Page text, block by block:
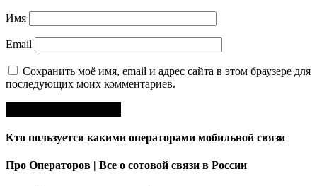
Имя
Email
Сохранить моё имя, email и адрес сайта в этом браузере для
последующих моих комментариев.
Кто пользуется какими операторами мобильной связи
Про Операторов | Все о сотовой связи в России